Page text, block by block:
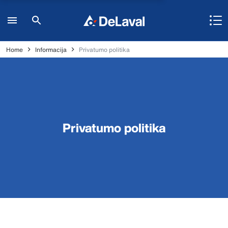
Home Informacija Privatumo politika
Privatumo politika